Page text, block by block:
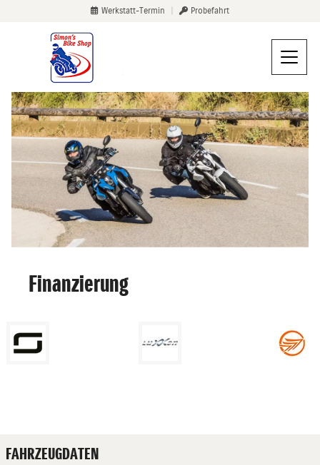
Werkstatt-Termin Probefahrt
Finanzierung
FAHRZEUGDATEN